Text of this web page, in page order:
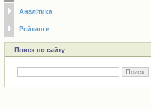
Аналітика
Рейтинги
Поиск по сайту